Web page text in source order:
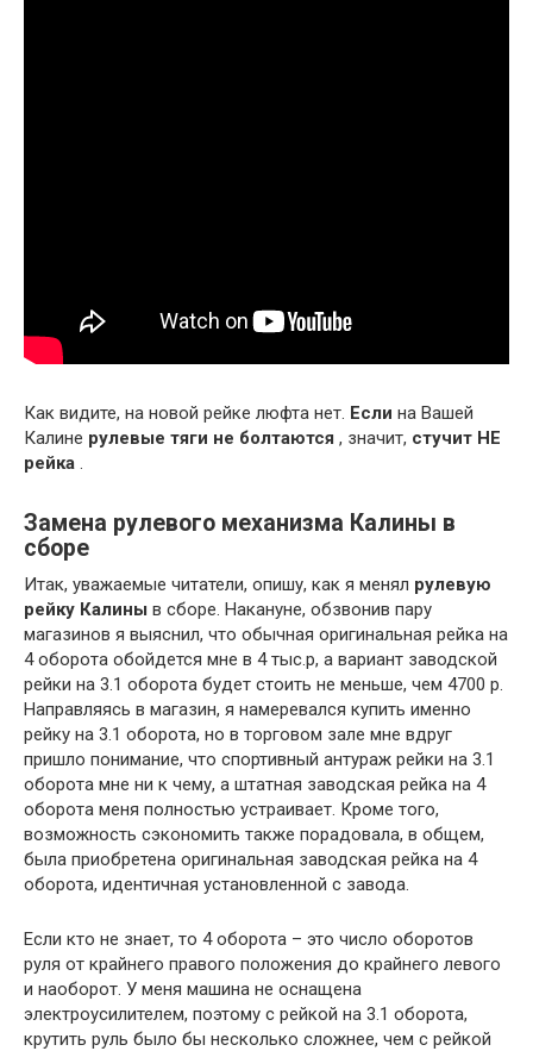
Как видите, на новой рейке люфта нет. Если на Вашей
Калине рулевые тяги не болтаются , значит, стучит НЕ
рейка
Замена рулевого механизма Калины в
сборе
Итак, уважаемые читатели, опишу, как я менял рулевую
рейку Калины в сборе. Накануне, обзвонив пару
магазинов я выяснил, что обычная оригинальная рейка на
4 оборота обойдется мне в 4 тыс.р, а вариант заводской
рейки на 3.1 оборота будет стоить не меньше, чем 4700 р.
Направляясь в магазин, я намеревался купить именно
рейку на 3.1 оборота, но в торговом зале мне вдруг
пришло понимание, что спортивный антураж рейки на 3.1
оборота мне ни к чему, а штатная заводская рейка на 4
оборота меня полностью устраивает. Кроме того,
возможность сэкономить также порадовала, в общем,
была приобретена оригинальная заводская рейка на 4
оборота, идентичная установленной с завода.
Если кто не знает, то 4 оборота – это число оборотов
руля от крайнего правого положения до крайнего левого
и наоборот. У меня машина не оснащена
электроусилителем, поэтому с рейкой на 3.1 оборота,
крутить руль было бы несколько сложнее, чем с рейкой